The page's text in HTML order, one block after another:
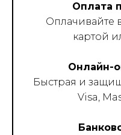
Оплата
Оплачивайте
картой
Онлайн-
Быстрая и
Visa,